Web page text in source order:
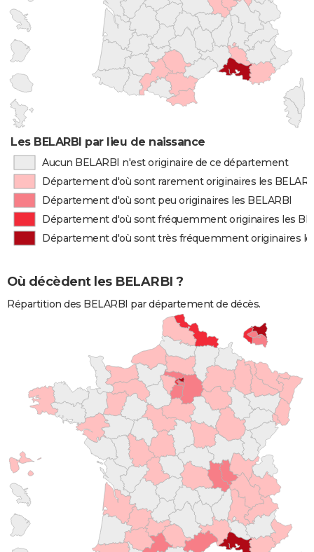
Les BELARBI par lieu de naissance
Aucun BELARBI n'est originaire de ce département
Département d'où sont rarement originaires les
Département d'où sont peu originaires les BELARBI
Département d'où sont fréquemment originaires les
Département d'où sont très fréquemment originaires
Où décèdent les BELARBI ?
Répartition des BELARBI par département de décès.